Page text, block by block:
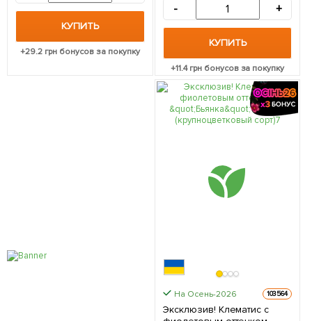
КУПИТЬ
+29.2 грн бонусов за покупку
- +
КУПИТЬ
+11.4грн бонусов за покупку
На Осень-2026 103564
Эксклюзив! Клематис с